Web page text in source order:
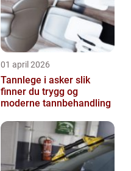
01 april 2026
Tannlege i asker slik
finner du trygg og
moderne tannbehandling